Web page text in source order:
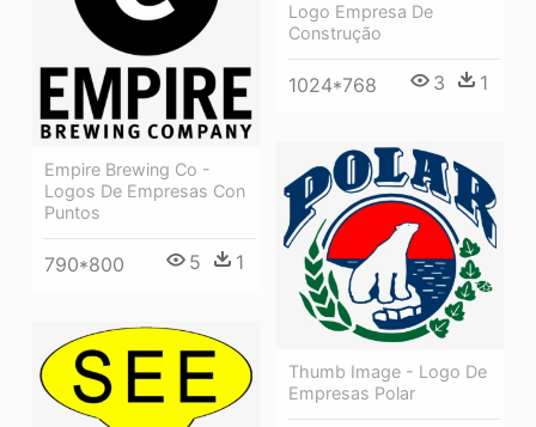
Logo Empresa De
Construção
1024*768 3 1
Empire Brewing Co -
Logos De Empresas Con
Puntos
790*800 5 1
Thumb Image - Logo De
Empresas Polar